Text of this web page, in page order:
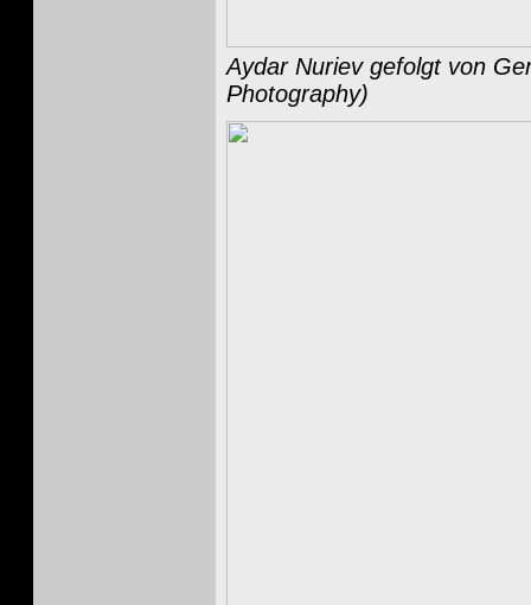
Aydar Nuriev gefolgt von
Photography)